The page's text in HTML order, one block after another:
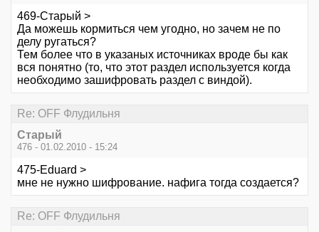
469-Старый >
Да можешь кормиться чем угодно, но зачем не по
делу ругаться?
Тем более что в указаных источниках вроде бы как
вся понятно (то, что этот раздел используется когда
необходимо зашифровать раздел с виндой).
Re: OFF Флудильня
Старый
476 - 01.02.2010 - 15:24
475-Eduard >
мне не нужно шифрование. нафига тогда создается?
Re: OFF Флудильня